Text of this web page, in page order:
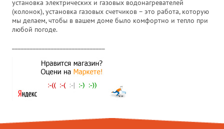
установка электрических и газовых водонагревателей
(колонок), установка газовых счетчиков – это работа, которую
мы делаем, чтобы в вашем доме было комфортно и тепло при
любой погоде.